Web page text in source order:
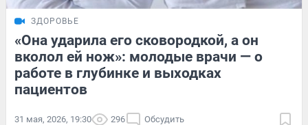
ЗДОРОВЬЕ
«Она ударила его сковородкой, а он
вколол ей нож»: молодые врачи — о
работе в глубинке и выходках
пациентов
31 мая, 2026, 19:30 296 Обсудить